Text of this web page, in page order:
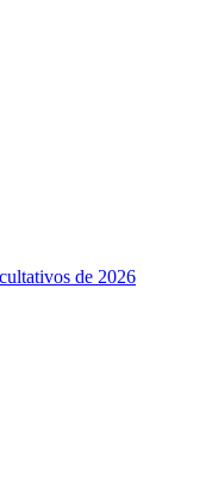
de 2026